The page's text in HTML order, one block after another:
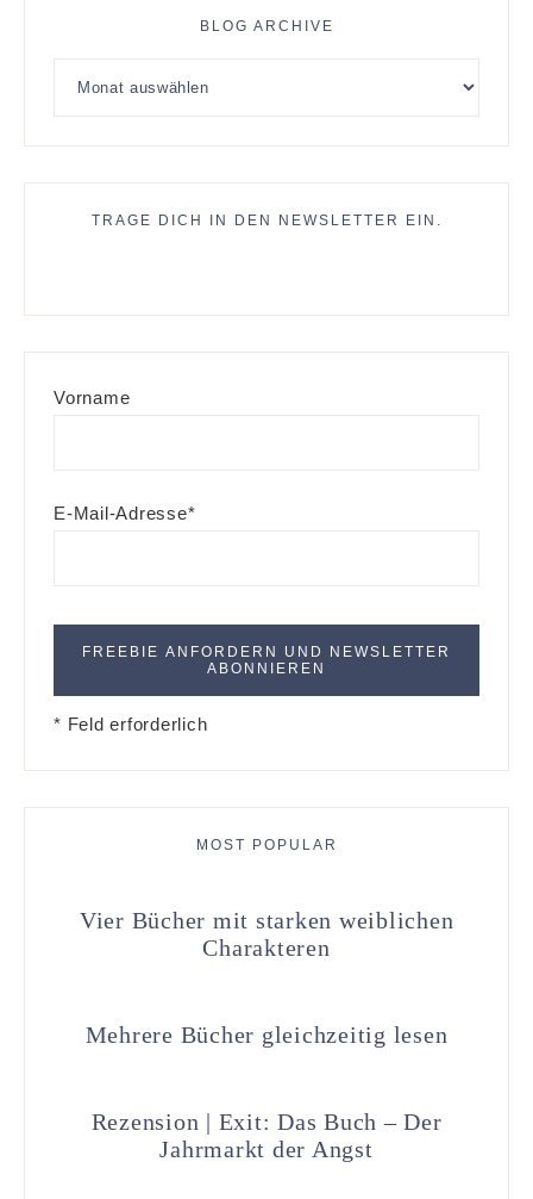
BLOG ARCHIVE
TRAGE DICH IN DEN NEWSLETTER EIN.
Vorname
E-Mail-Adresse*
* Feld erforderlich
MOST POPULAR
Vier Bücher mit starken weiblichen
Charakteren
Mehrere Bücher gleichzeitig lesen
Rezension | Exit: Das Buch – Der
Jahrmarkt der Angst